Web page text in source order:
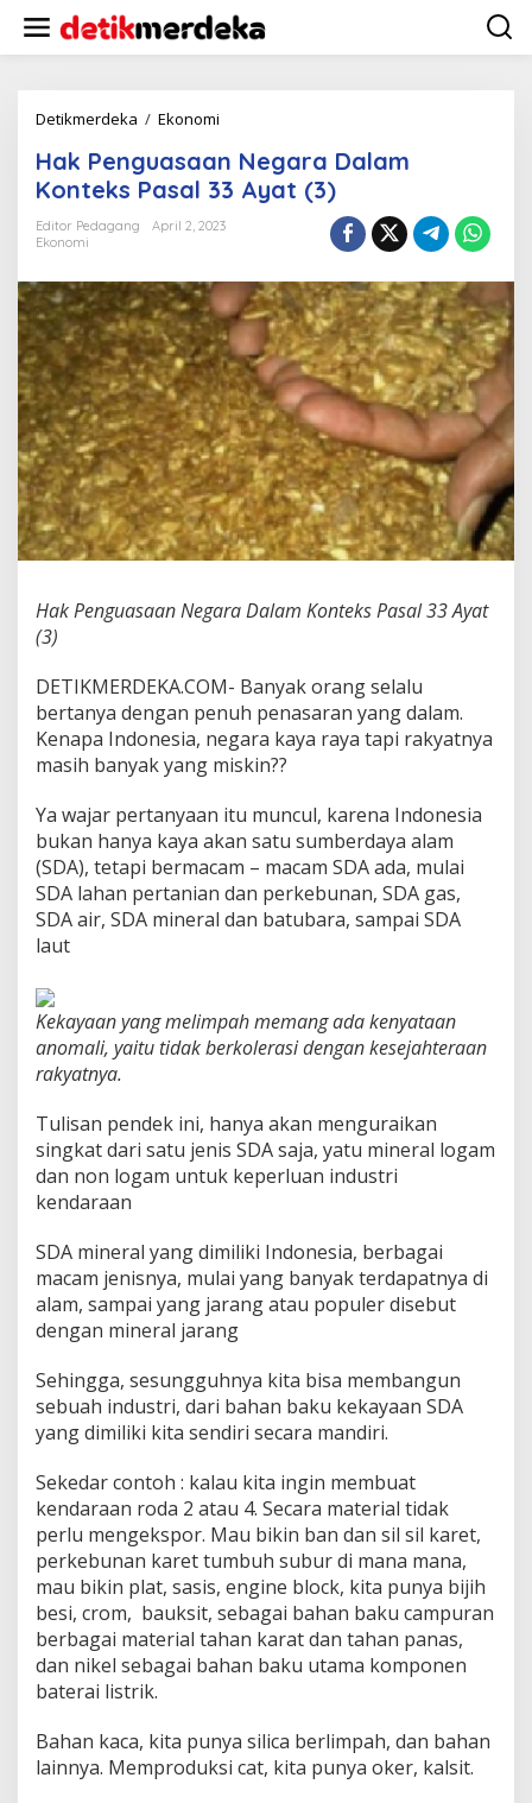
w
Detikmerdeka / Ekonomi
k
P
e
n
a
s
a
a
n
N
e
g
a
r
a
D
a
l
m
n
t
e
k
s
a
s
a
l
3
A
(
)
Hak Penguasaan Negara Dalam
Konteks Pasal 33 Ayat (3)
Editor Pedagang
April 2, 2023
Ekonomi
Hak Penguasaan Negara Dalam Konteks Pasal 33 Ayat
(3)
DETIKMERDEKA.COM- Banyak orang selalu
bertanya dengan penuh penasaran yang dalam.
Kenapa Indonesia, negara kaya raya tapi rakyatnya
masih banyak yang miskin??
Ya wajar pertanyaan itu muncul, karena Indonesia
bukan hanya kaya akan satu sumberdaya alam
(SDA), tetapi bermacam – macam SDA ada, mulai
SDA lahan pertanian dan perkebunan, SDA gas,
SDA air, SDA mineral dan batubara, sampai SDA
laut
Kekayaan yang melimpah memang ada kenyataan
anomali, yaitu tidak berkolerasi dengan kesejahteraan
rakyatnya.
Tulisan pendek ini, hanya akan menguraikan
singkat dari satu jenis SDA saja, yatu mineral logam
dan non logam untuk keperluan industri
kendaraan
SDA mineral yang dimiliki Indonesia, berbagai
macam jenisnya, mulai yang banyak terdapatnya di
alam, sampai yang jarang atau populer disebut
dengan mineral jarang
Sehingga, sesungguhnya kita bisa membangun
sebuah industri, dari bahan baku kekayaan SDA
yang dimiliki kita sendiri secara mandiri.
Sekedar contoh : kalau kita ingin membuat
kendaraan roda 2 atau 4. Secara material tidak
perlu mengekspor. Mau bikin ban dan sil sil karet,
perkebunan karet tumbuh subur di mana mana,
mau bikin plat, sasis, engine block, kita punya bijih
besi, crom, bauksit, sebagai bahan baku campuran
berbagai material tahan karat dan tahan panas,
dan nikel sebagai bahan baku utama komponen
baterai listrik.
Bahan kaca, kita punya silica berlimpah, dan bahan
lainnya. Memproduksi cat, kita punya oker, kalsit.